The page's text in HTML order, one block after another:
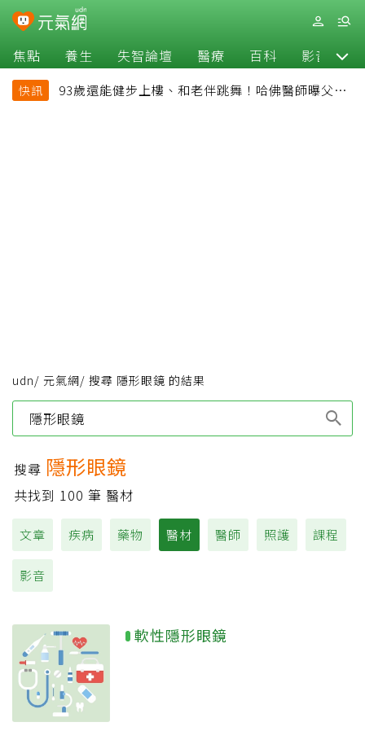
焦點 養生 失智論壇 醫療 百科 影音
快訊
93歲還能健步上樓、和老伴跳舞！哈佛醫師曝父親
udn/ 元氣網/ 搜尋 隱形眼鏡 的結果
搜尋 隱形眼鏡
共找到 100 筆 醫材
文章 疾病 藥物 醫材 醫師 照護 課程
影音
軟性隱形眼鏡